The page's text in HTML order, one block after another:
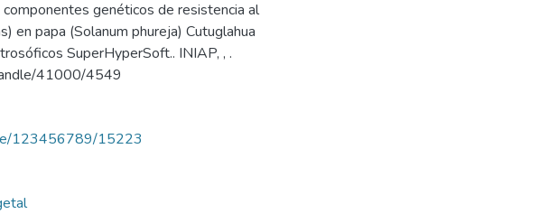
genéticos de resistencia al
en papa (Solanum phureja) Cutuglahua
SuperHyperSoft.. INIAP, , .
41000/4549
123456789/15223